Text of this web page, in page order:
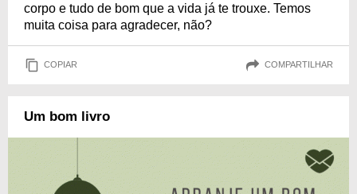
corpo e tudo de bom que a vida já te trouxe. Temos
muita coisa para agradecer, não?
COPIAR COMPARTILHAR
Um bom livro